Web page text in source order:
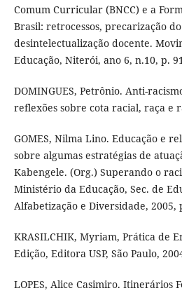
Comum Curricular (BNCC) e a
Brasil: retrocessos, precarização
desintelectualização docente.
Educação, Niterói, ano 6, n.10, p.
DOMINGUES, Petrônio. Anti-
reflexões sobre cota racial, raça e
GOMES, Nilma Lino. Educação e
sobre algumas estratégias de
Kabengele. (Org.) Superando o
Ministério da Educação, Sec. de
Alfabetização e Diversidade, 2005,
KRASILCHIK, Myriam, Prática de
Edição, Editora USP, São Paulo,
LOPES, Alice Casimiro. Itinerários